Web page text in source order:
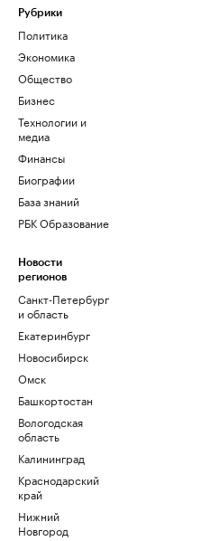
Рубрики
Политика
Экономика
Общество
Бизнес
Технологии и
медиа
Финансы
Биографии
База знаний
РБК Образование
Новости
регионов
Санкт-Петербург
и область
Екатеринбург
Новосибирск
Омск
Башкортостан
Вологодская
область
Калининград
Краснодарский
край
Нижний
Новгород